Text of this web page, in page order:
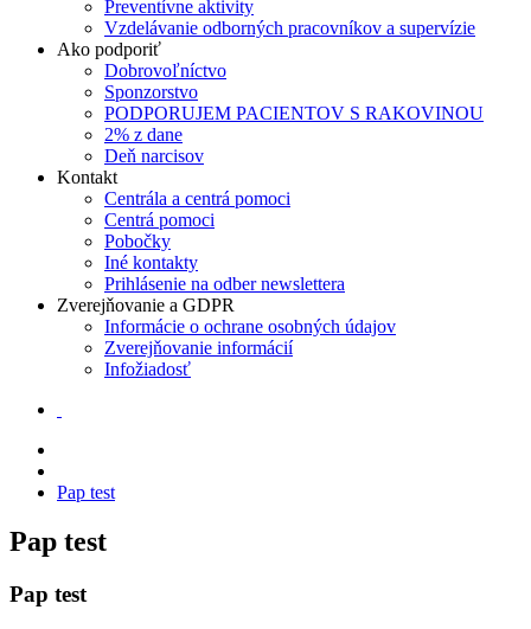
Preventívne aktivity
Vzdelávanie odborných pracovníkov a supervízie
Ako podporiť
Dobrovoľníctvo
Sponzorstvo
PODPORUJEM PACIENTOV S RAKOVINOU
2% z dane
Deň narcisov
Kontakt
Centrála a centrá pomoci
Centrá pomoci
Pobočky
Iné kontakty
Prihlásenie na odber newslettera
Zverejňovanie a GDPR
Informácie o ochrane osobných údajov
Zverejňovanie informácií
Infožiadosť
Pap test
Pap test
Pap test